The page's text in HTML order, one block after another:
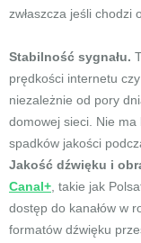
zwłaszcza jeśli chodzi
Stabilność sygnału.
prędkości internetu
niezależnie od pory
domowej sieci. Nie
spadków jakości
Jakość dźwięku i
Canal+ , takie jak
dostęp do kanałów w
formatów dźwięku